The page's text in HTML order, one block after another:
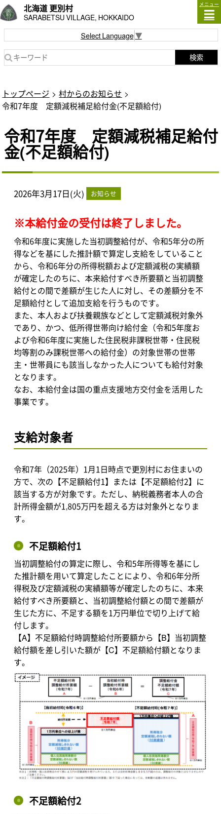
北海道 更別村
SARABETSU VILLAGE, HOKKAIDO
メニュー
Select Language▼
検索
トップページ
村からのお知らせ
令和7年度 定額減税補足給付金(不足額給付)
令和7年度 定額減税補足給付
金(不足額給付)
2026年3月17日(火) お知らせ
※本給付金の受付は終了しました。
令和6年度に実施した当初調整給付が、令和5年分の所
得などを基にした推計額で算定し支給をしていること
から、令和6年分の所得税額および定額減税の実績額
が確定したのちに、本来給付すべき所要額と当初調整
給付との間で差額が生じた人に対し、その差額分を不
足額給付として追加支給を行うものです。
また、本人および扶養親族などとして定額減税対象外
であり、かつ、低所得世帯向け給付金（令和5年度お
よび令和6年度に実施した住民税非課税世帯・住民税
均等割のみ課税世帯への給付金）の対象世帯の世帯
主・世帯員にも該当しなかった人についても給付対象
となります。
なお、本給付金は国の重点支援地方交付金を活用した
事業です。
支給対象者
令和7年（2025年）1月1日時点で更別村にお住まいの
方で、次の【不足額給付1】または【不足額給付2】に
該当する方が対象です。ただし、納税義務者本人の合
計所得金額が1,805万円を超える方は対象外となりま
す。
不足額給付1
当初調整給付の算定に際し、令和5年所得等を基にし
た推計額を用いて算定したことにより、令和6年分所
得税及び定額減税の実績額等が確定したのちに、本来
給付すべき所要額と、当初調整給付額との間で差額が
生じた方に、不足する額を1万円単位で切り上げて給
付します。
【A】不足額給付時調整給付所要額から【B】当初調整
給付額を差し引いた額が【C】不足額給付額となりま
す。
不足額給付2